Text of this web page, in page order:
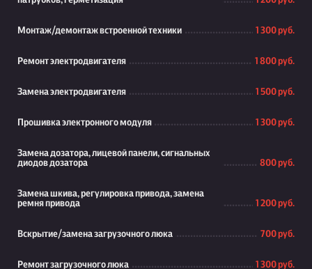
Монтаж/демонтаж встроенной техники 1 300 руб.
Ремонт электродвигателя 1 800 руб.
Замена электродвигателя 1 500 руб.
Прошивка электронного модуля 1 300 руб.
Замена дозатора, лицевой панели, сигнальных
диодов дозатора
800 руб.
Замена шкива, регулировка привода, замена
ремня привода
1 200 руб.
Вскрытие/замена загрузочного люка 700 руб.
Ремонт загрузочного люка 1 300 руб.